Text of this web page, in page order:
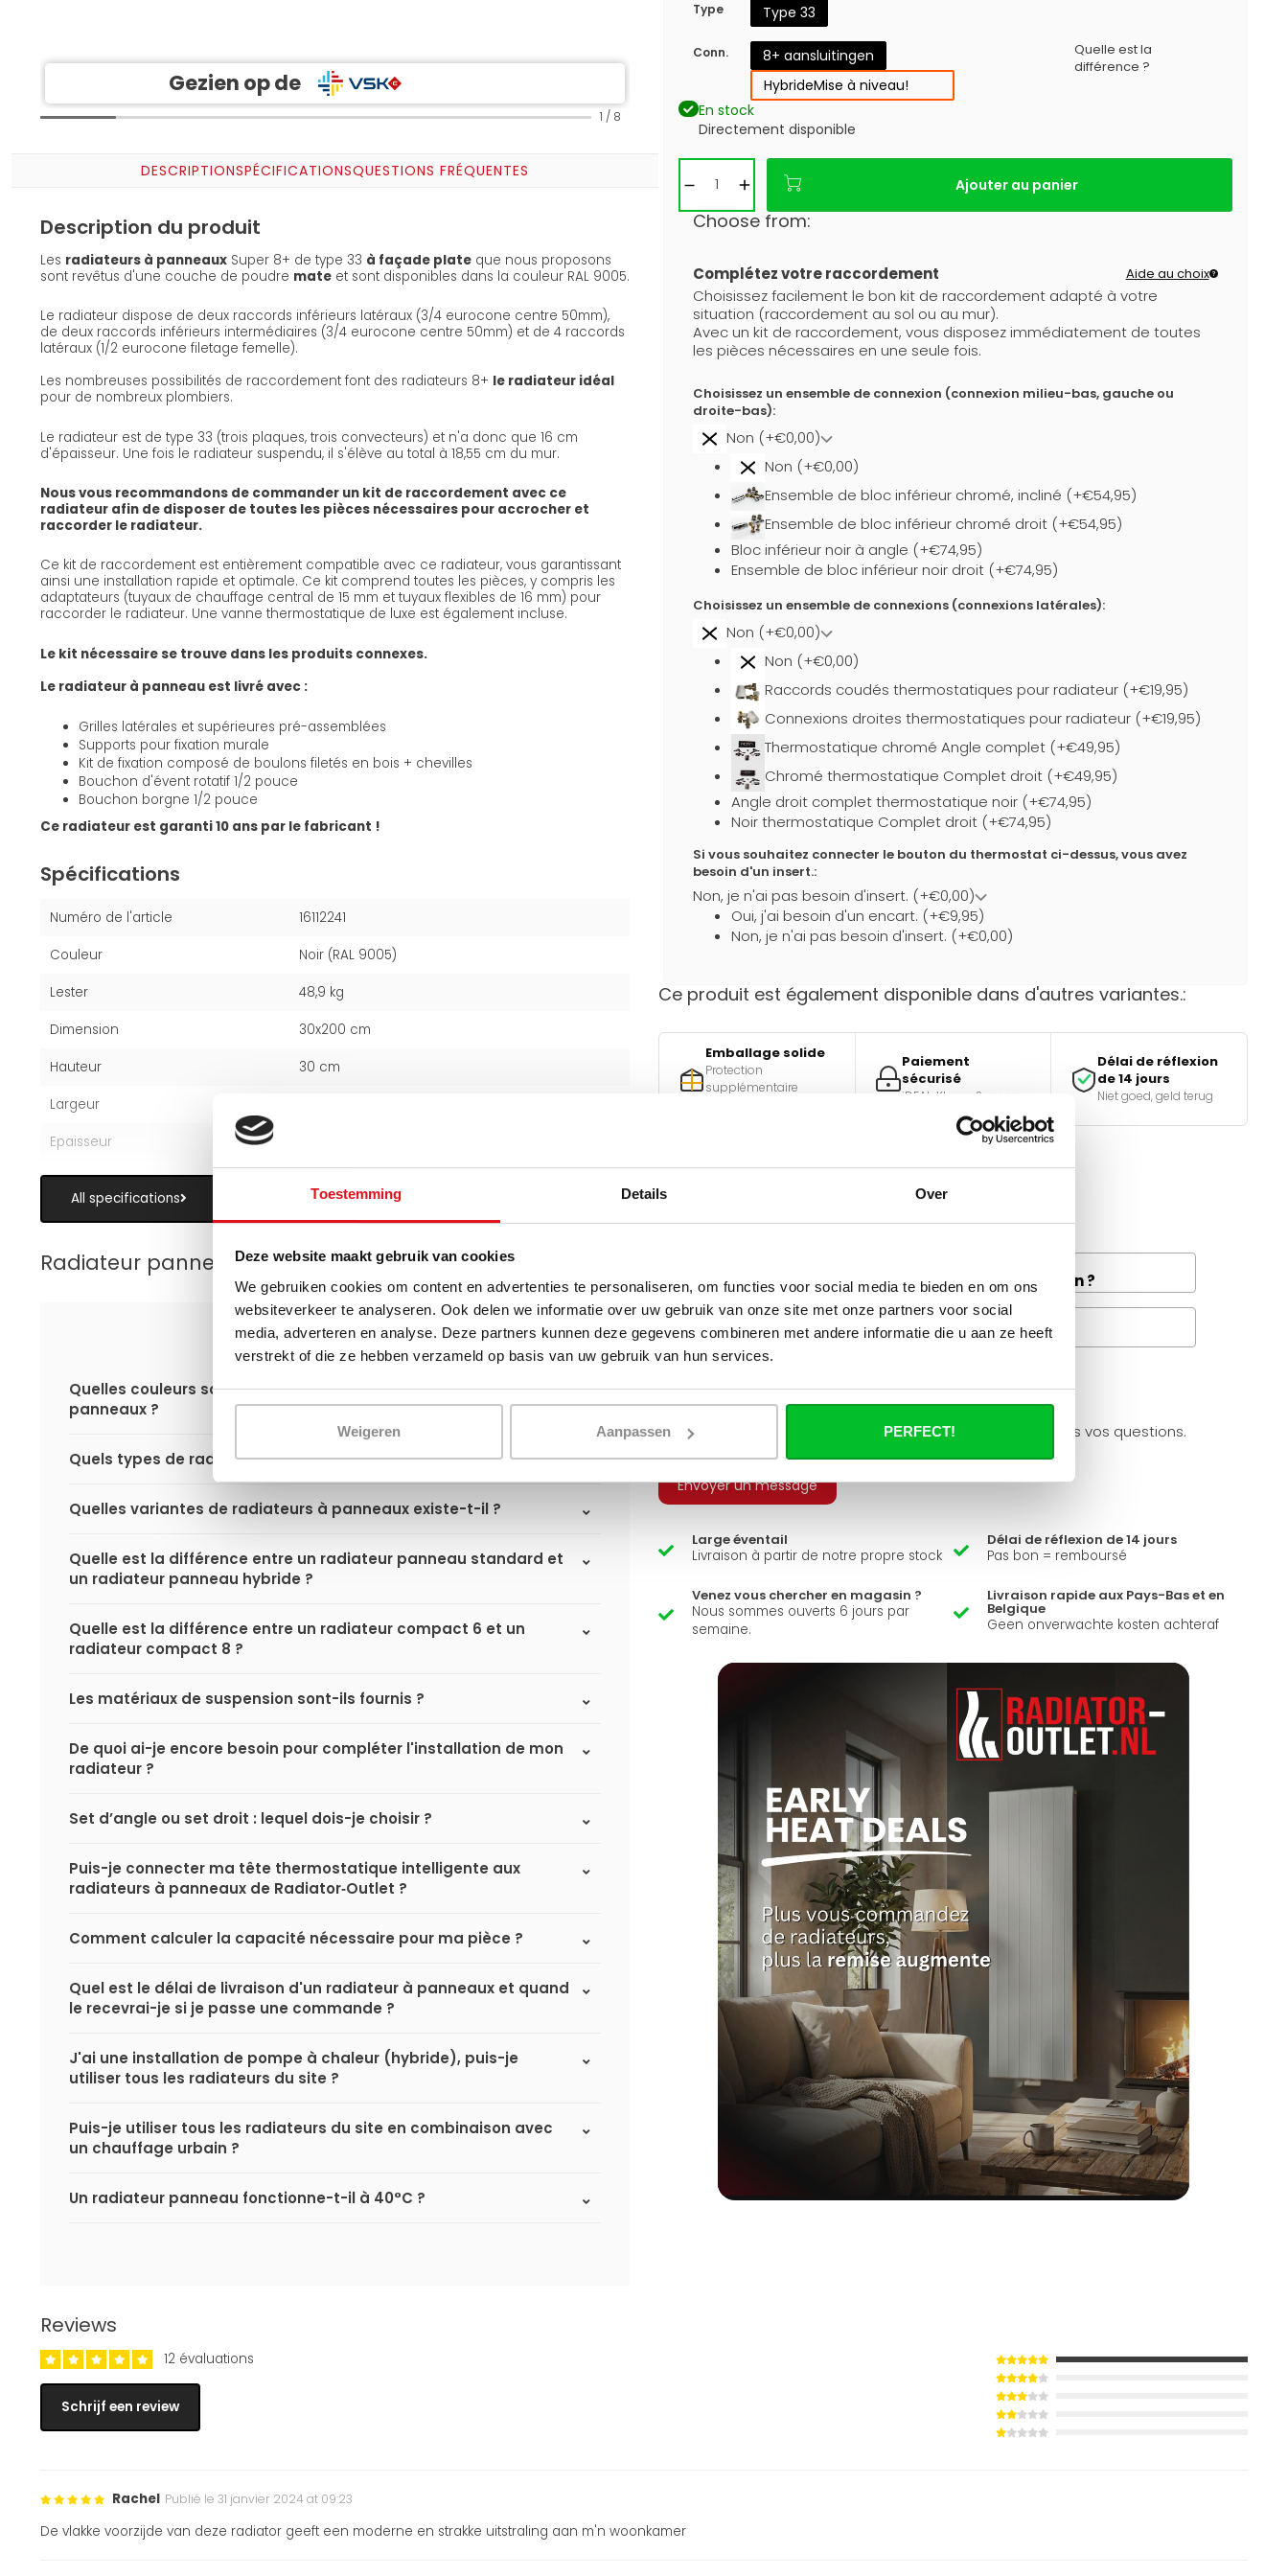
Toestemming Details Over
Deze website maakt gebruik van cookies
We gebruiken cookies om content en advertenties te personaliseren, om functies voor social media te bieden en om ons
websiteverkeer te analyseren. Ook delen we informatie over uw gebruik van onze site met onze partners voor social
media, adverteren en analyse. Deze partners kunnen deze gegevens combineren met andere informatie die u aan ze heeft
verstrekt of die ze hebben verzameld op basis van uw gebruik van hun services.
Weigeren Aanpassen PERFECT!
Gezien op de
1 / 8
DESCRIPTIONSPÉCIFICATIONSQUESTIONS FRÉQUENTES
Description du produit
Les radiateurs à panneaux Super 8+ de type 33 à façade plate que nous proposons
sont revêtus d'une couche de poudre mate et sont disponibles dans la couleur RAL 9005.
Le radiateur dispose de deux raccords inférieurs latéraux (3/4 eurocone centre 50mm),
de deux raccords inférieurs intermédiaires (3/4 eurocone centre 50mm) et de 4 raccords
latéraux (1/2 eurocone filetage femelle).
Les nombreuses possibilités de raccordement font des radiateurs 8+ le radiateur idéal
pour de nombreux plombiers.
Le radiateur est de type 33 (trois plaques, trois convecteurs) et n'a donc que 16 cm
d'épaisseur. Une fois le radiateur suspendu, il s'élève au total à 18,55 cm du mur.
Nous vous recommandons de commander un kit de raccordement avec ce
radiateur afin de disposer de toutes les pièces nécessaires pour accrocher et
raccorder le radiateur.
Ce kit de raccordement est entièrement compatible avec ce radiateur, vous garantissant
ainsi une installation rapide et optimale. Ce kit comprend toutes les pièces, y compris les
adaptateurs (tuyaux de chauffage central de 15 mm et tuyaux flexibles de 16 mm) pour
raccorder le radiateur. Une vanne thermostatique de luxe est également incluse.
Le kit nécessaire se trouve dans les produits connexes.
Le radiateur à panneau est livré avec :
Grilles latérales et supérieures pré-assemblées
Supports pour fixation murale
Kit de fixation composé de boulons filetés en bois + chevilles
Bouchon d'évent rotatif 1/2 pouce
Bouchon borgne 1/2 pouce
Ce radiateur est garanti 10 ans par le fabricant !
Spécifications
Numéro de l'article 16112241
Couleur Noir (RAL 9005)
Lester 48,9 kg
Dimension 30x200 cm
Hauteur 30 cm
Largeur
Epaisseur
All specifications
Radiateur panneau
Quelles couleurs sont disponibles pour les radiateurs à
panneaux ?
Quels types de radiateurs à panneaux existe-t-il ?
Quelles variantes de radiateurs à panneaux existe-t-il ?
Quelle est la différence entre un radiateur panneau standard et
un radiateur panneau hybride ?
Quelle est la différence entre un radiateur compact 6 et un
radiateur compact 8 ?
Les matériaux de suspension sont-ils fournis ?
De quoi ai-je encore besoin pour compléter l'installation de mon
radiateur ?
Set d’angle ou set droit : lequel dois-je choisir ?
Puis-je connecter ma tête thermostatique intelligente aux
radiateurs à panneaux de Radiator‑Outlet ?
Comment calculer la capacité nécessaire pour ma pièce ?
Quel est le délai de livraison d'un radiateur à panneaux et quand
le recevrai-je si je passe une commande ?
J'ai une installation de pompe à chaleur (hybride), puis-je
utiliser tous les radiateurs du site ?
Puis-je utiliser tous les radiateurs du site en combinaison avec
un chauffage urbain ?
Un radiateur panneau fonctionne-t-il à 40°C ?
Type Type 33
Conn.
8+ aansluitingen
HybrideMise à niveau!
Quelle est la
différence ?
En stock
Directement disponible
Ajouter au panier
Choose from:
Complétez votre raccordement Aide au choix
Choisissez facilement le bon kit de raccordement adapté à votre
situation (raccordement au sol ou au mur).
Avec un kit de raccordement, vous disposez immédiatement de toutes
les pièces nécessaires en une seule fois.
Choisissez un ensemble de connexion (connexion milieu-bas, gauche ou
droite-bas):
Non (+€0,00)
Non (+€0,00)
Ensemble de bloc inférieur chromé, incliné (+€54,95)
Ensemble de bloc inférieur chromé droit (+€54,95)
Bloc inférieur noir à angle (+€74,95)
Ensemble de bloc inférieur noir droit (+€74,95)
Choisissez un ensemble de connexions (connexions latérales):
Non (+€0,00)
Non (+€0,00)
Raccords coudés thermostatiques pour radiateur (+€19,95)
Connexions droites thermostatiques pour radiateur (+€19,95)
Thermostatique chromé Angle complet (+€49,95)
Chromé thermostatique Complet droit (+€49,95)
Angle droit complet thermostatique noir (+€74,95)
Noir thermostatique Complet droit (+€74,95)
Si vous souhaitez connecter le bouton du thermostat ci-dessus, vous avez
besoin d'un insert.:
Non, je n'ai pas besoin d'insert. (+€0,00)
Oui, j'ai besoin d'un encart. (+€9,95)
Non, je n'ai pas besoin d'insert. (+€0,00)
Ce produit est également disponible dans d'autres variantes.:
Emballage solide
Protection
supplémentaire
Paiement
sécurisé
iDEAL, Klarna & meer
Délai de réflexion
de 14 jours
Niet goed, geld terug
Besoin d'aide pour faire le bon choix ?
est-elle disponible dans votre région ?
Questions fréquentes
Avez-vous une question à propos de se produit.
Simon est heureux de vous aider et peut répondre à toutes vos questions.
Envoyer un message
Large éventail
Livraison à partir de notre propre stock
Délai de réflexion de 14 jours
Pas bon = remboursé
Venez vous chercher en magasin ?
Nous sommes ouverts 6 jours par
semaine.
Livraison rapide aux Pays-Bas et en
Belgique
Geen onverwachte kosten achteraf
Reviews
12 évaluations
Schrijf een review
Rachel Publié le 31 janvier 2024 at 09:23
De vlakke voorzijde van deze radiator geeft een moderne en strakke uitstraling aan m'n woonkamer